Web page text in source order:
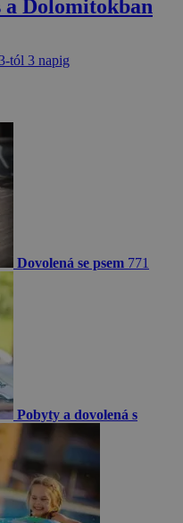
a Dolomitokban
tól 3 napig
Dovolená se psem 771
Pobyty a dovolená s